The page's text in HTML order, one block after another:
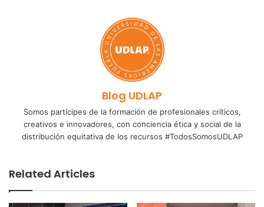
Blog UDLAP
Somos partícipes de la formación de profesionales críticos,
creativos e innovadores, con conciencia ética y social de la
distribución equitativa de los recursos #TodosSomosUDLAP
Related Articles